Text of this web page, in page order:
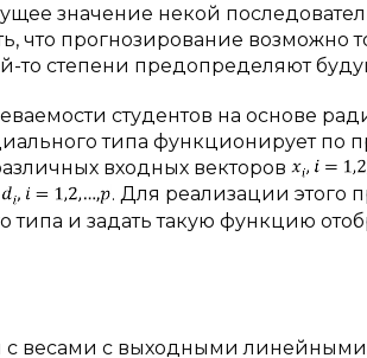
значение некой
что прогнозирование возможно
то степени предопределяют
студентов на основе
типа функционирует по
входных векторов
. Для реализации этого
и задать такую функцию
с весами с выходными линейными